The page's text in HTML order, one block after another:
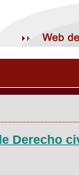
Derecho